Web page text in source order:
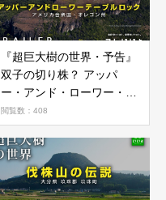
『超巨大樹の世界・予告』
双子の切り株？ アッパ
ー・アンド・ローワー・テ
ーブルロック（アメリカ合
衆国・オレゴン州） コレ
いいよ.JP
閲覧数：408